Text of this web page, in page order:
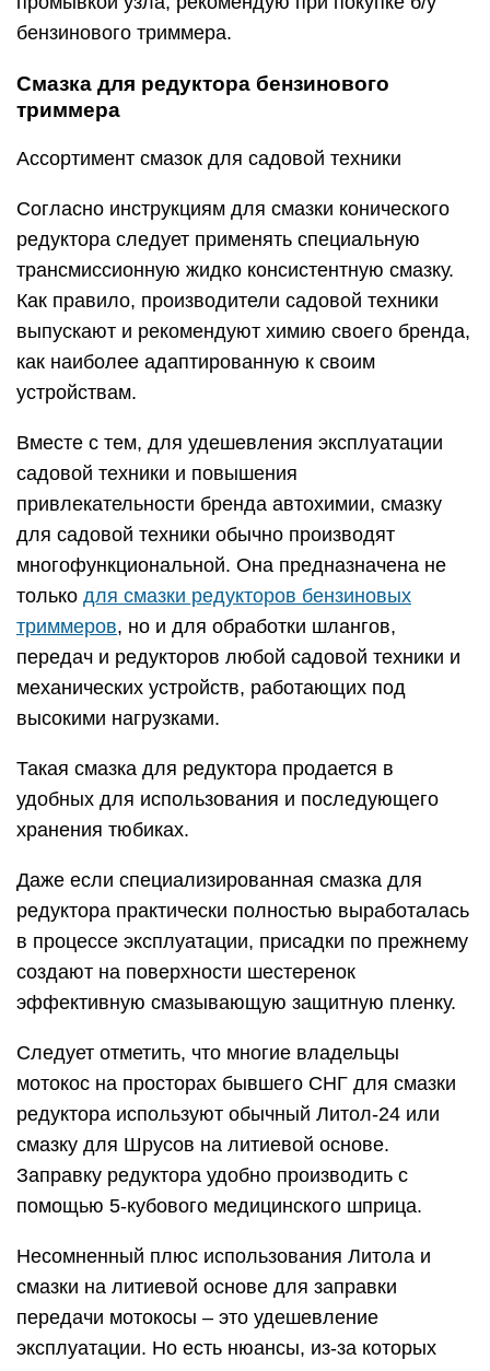
бензинового триммера.
Смазка для редуктора бензинового
триммера
Ассортимент смазок для садовой техники
Согласно инструкциям для смазки конического
редуктора следует применять специальную
трансмиссионную жидко консистентную смазку.
Как правило, производители садовой техники
выпускают и рекомендуют химию своего бренда,
как наиболее адаптированную к своим
устройствам.
Вместе с тем, для удешевления эксплуатации
садовой техники и повышения
привлекательности бренда автохимии, смазку
для садовой техники обычно производят
многофункциональной. Она предназначена не
только для смазки редукторов бензиновых
триммеров, но и для обработки шлангов,
передач и редукторов любой садовой техники и
механических устройств, работающих под
высокими нагрузками.
Такая смазка для редуктора продается в
удобных для использования и последующего
хранения тюбиках.
Даже если специализированная смазка для
редуктора практически полностью выработалась
в процессе эксплуатации, присадки по прежнему
создают на поверхности шестеренок
эффективную смазывающую защитную пленку.
Следует отметить, что многие владельцы
мотокос на просторах бывшего СНГ для смазки
редуктора используют обычный Литол-24 или
смазку для Шрусов на литиевой основе.
Заправку редуктора удобно производить с
помощью 5-кубового медицинского шприца.
Несомненный плюс использования Литола и
смазки на литиевой основе для заправки
передачи мотокосы – это удешевление
эксплуатации. Но есть нюансы, из-за которых